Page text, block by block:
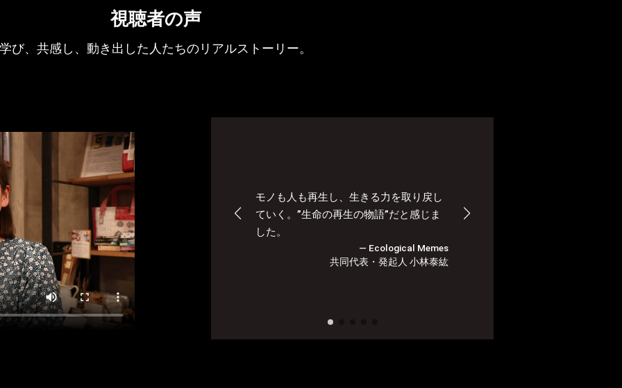
視聴者の声
学び、共感し、動き出した人たちのリアルストーリー。
モノも人も再生し、生きる力を取り戻し
ていく。”生命の再生の物語”だと感じま
した。
― Ecological Memes
共同代表・発起人 小林泰紘